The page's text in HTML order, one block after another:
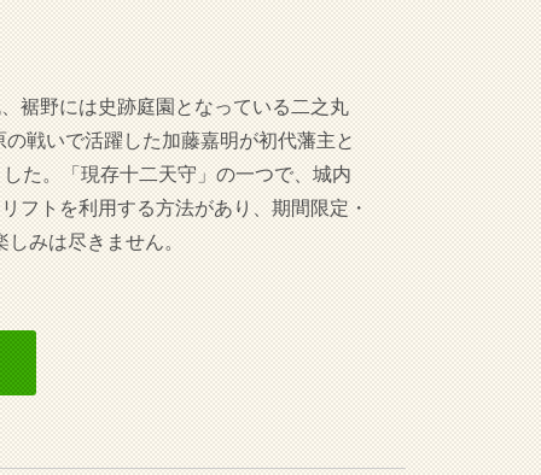
裾野には史跡庭園となっている二之丸
戦いで活躍した加藤嘉明が初代藩主と
た。「現存十二天守」の一つで、城内
フトを利用する方法があり、期間限定・
みは尽きません。